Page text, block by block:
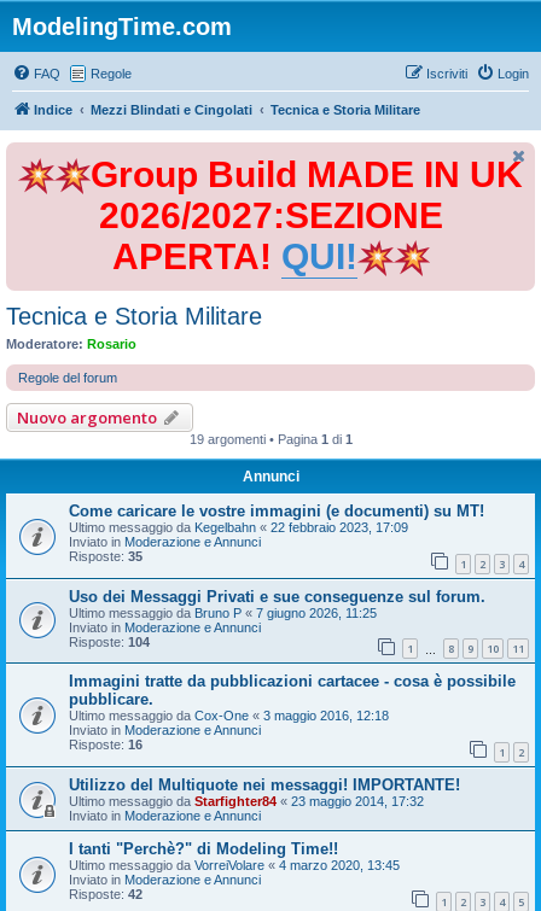
ModelingTime.com
FAQ Regole Login
Iscriviti
Indice Mezzi Blindati e Cingolati Tecnica e Storia Militare
Group Build MADE IN UK
2026/2027:SEZIONE
APERTA! QUI!
Tecnica e Storia Militare
Moderatore: Rosario
Regole del forum
Nuovo argomento
19 argomenti • Pagina 1 di 1
Annunci
Come caricare le vostre immagini (e documenti) su MT!
Ultimo messaggio da Kegelbahn « 22 febbraio 2023, 17:09
Inviato in Moderazione e Annunci
Risposte: 35 1 2 3 4
Uso dei Messaggi Privati e sue conseguenze sul forum.
Ultimo messaggio da Bruno P « 7 giugno 2026, 11:25
Inviato in Moderazione e Annunci
Risposte: 104 1 8 9 10 11
Immagini tratte da pubblicazioni cartacee - cosa è possibile
pubblicare.
Ultimo messaggio da Cox-One « 3 maggio 2016, 12:18
Inviato in Moderazione e Annunci
Risposte: 16 1 2
Utilizzo del Multiquote nei messaggi! IMPORTANTE!
Ultimo messaggio da Starfighter84 « 23 maggio 2014, 17:32
Inviato in Moderazione e Annunci
I tanti "Perchè?" di Modeling Time!!
Ultimo messaggio da VorreiVolare « 4 marzo 2020, 13:45
Inviato in Moderazione e Annunci
Risposte: 42 1 2 3 4 5